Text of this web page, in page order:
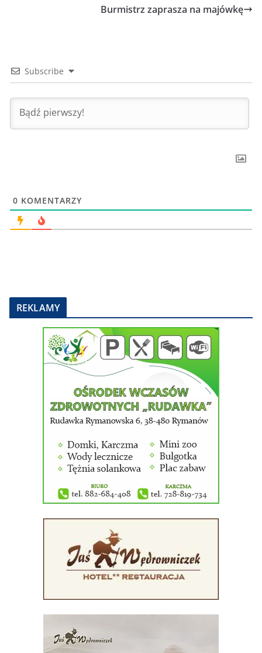
Burmistrz zaprasza na majówkę
Subscribe
0 KOMENTARZY
REKLAMY